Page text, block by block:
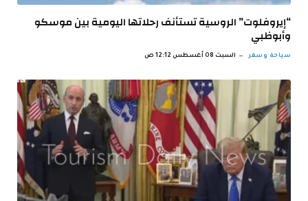
“إيروفلوت” الروسية تستأنف رحلاتها اليومية بين موسكو
وأبوظبي
سياحة وسفر السبت 08 أغسطس 12:12 ص